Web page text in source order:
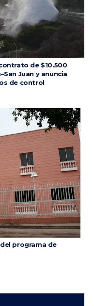
de $10.500
Juan y anuncia
de control
programa de